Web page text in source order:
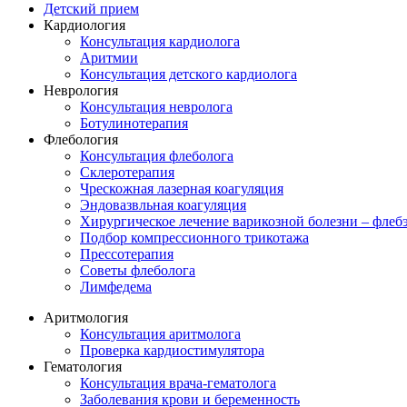
Детский прием
Кардиология
Консультация кардиолога
Аритмии
Консультация детского кардиолога
Неврология
Консультация невролога
Ботулинотерапия
Флебология
Консультация флеболога
Склеротерапия
Чрескожная лазерная коагуляция
Эндовазвльная коагуляция
Хирургическое лечение варикозной болезни –
Подбор компрессионного трикотажа
Прессотерапия
Советы флеболога
Лимфедема
Аритмология
Консультация аритмолога
Проверка кардиостимулятора
Гематология
Консультация врача-гематолога
Заболевания крови и беременность